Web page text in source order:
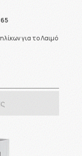
για το Λαιμό